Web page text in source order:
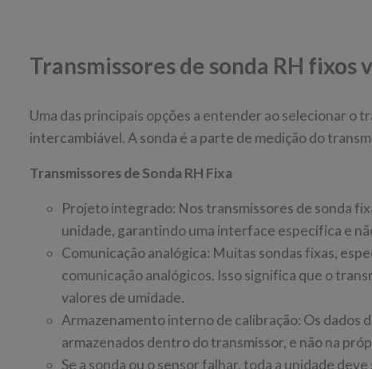
Transmissores de sonda RH fixos
Uma das principais opções a entender ao selecionar o
intercambiável. A sonda é a parte de medição do
Transmissores de Sonda RH Fixa
Projeto integrado: Nos transmissores de sonda
unidade, garantindo uma interface específica e
Comunicação analógica: Muitas sondas fixas,
comunicação analógicos. Isso significa que o
valores de umidade.
Armazenamento interno de calibração: Os dados
armazenados dentro do transmissor, e não na
Se a sonda ou o sensor falhar, toda a unidade